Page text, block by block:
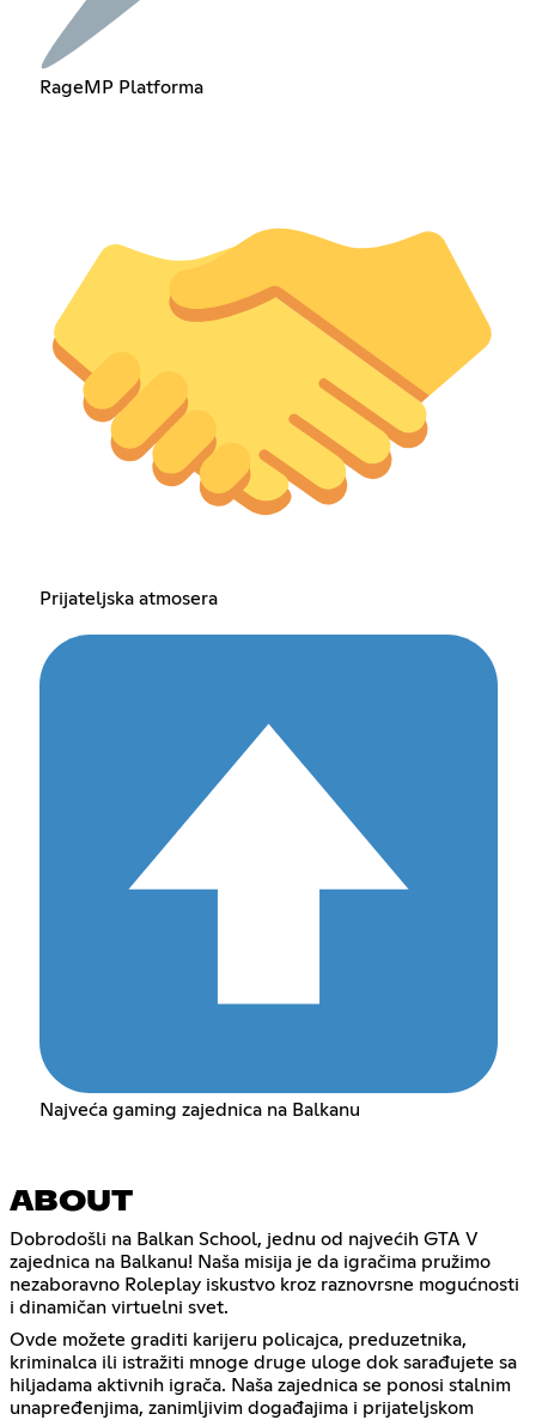
RageMP Platforma
Prijateljska atmosera
Najveća gaming zajednica na Balkanu
ABOUT
Dobrodošli na Balkan School, jednu od najvećih GTA V
zajednica na Balkanu! Naša misija je da igračima pružimo
nezaboravno Roleplay iskustvo kroz raznovrsne mogućnosti
i dinamičan virtuelni svet.
Ovde možete graditi karijeru policajca, preduzetnika,
kriminalca ili istražiti mnoge druge uloge dok sarađujete sa
hiljadama aktivnih igrača. Naša zajednica se ponosi stalnim
unapređenjima, zanimljivim događajima i prijateljskom